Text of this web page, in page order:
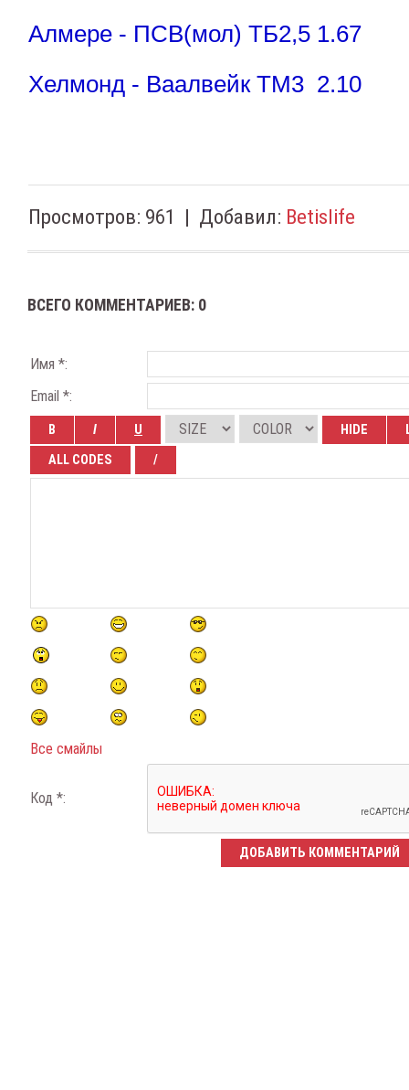
Алмере - ПСВ(мол) ТБ2,5 1.67
Хелмонд - Ваалвейк ТМ3 2.10
Просмотров: 961 | Добавил: Betislife
ВСЕГО КОММЕНТАРИЕВ: 0
Имя *:
Email *:
Все смайлы
Код *: